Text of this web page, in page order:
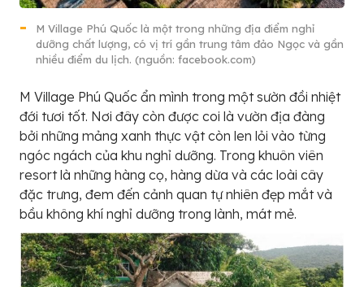
M Village Phú Quốc là một trong những địa điểm nghỉ
dưỡng chất lượng, có vị trí gần trung tâm đảo Ngọc và gần
nhiều điểm du lịch. (nguồn: facebook.com)
M Village Phú Quốc ẩn mình trong một sườn đồi nhiệt
đới tươi tốt. Nơi đây còn được coi là vườn địa đàng
bởi những mảng xanh thực vật còn len lỏi vào từng
ngóc ngách của khu nghỉ dưỡng. Trong khuôn viên
resort là những hàng cọ, hàng dừa và các loài cây
đặc trưng, đem đến cảnh quan tự nhiên đẹp mắt và
bầu không khí nghỉ dưỡng trong lành, mát mẻ.